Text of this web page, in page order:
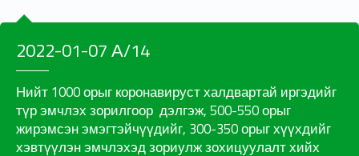
2022-01-07 А/14
Нийт 1000 орыг коронавируст халдвартай иргэдийг
түр эмчлэх зорилгоор дэлгэж, 500-550 орыг
жирэмсэн эмэгтэйчүүдийг, 300-350 орыг хүүхдийг
хэвтүүлэн эмчлэхэд зориулж зохицуулалт хийх